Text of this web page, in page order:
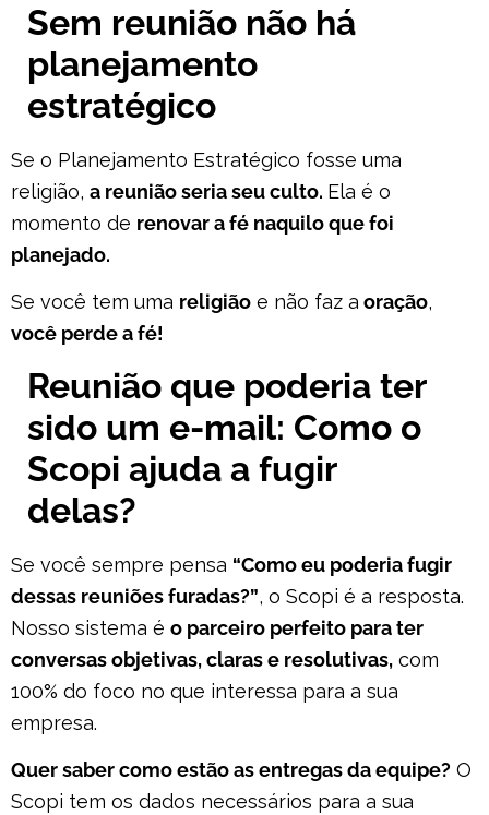
Sem reunião não há
planejamento
estratégico
Se o Planejamento Estratégico fosse uma
religião, a reunião seria seu culto. Ela é o
momento de renovar a fé naquilo que foi
planejado.
Se você tem uma religião e não faz a oração,
você perde a fé!
Reunião que poderia ter
sido um e-mail: Como o
Scopi ajuda a fugir
delas?
Se você sempre pensa “Como eu poderia fugir
dessas reuniões furadas?”, o Scopi é a resposta.
Nosso sistema é o parceiro perfeito para ter
conversas objetivas, claras e resolutivas, com
100% do foco no que interessa para a sua
empresa.
Quer saber como estão as entregas da equipe? O
Scopi tem os dados necessários para a sua